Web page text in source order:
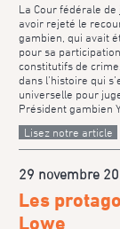
La Cour fédérale
avoir rejeté le
gambien, qui avait
pour sa
constitutifs de
dans l’histoire qui
universelle pour
Président gambien
Lisez notre article
29 novembre
Les
Lowe